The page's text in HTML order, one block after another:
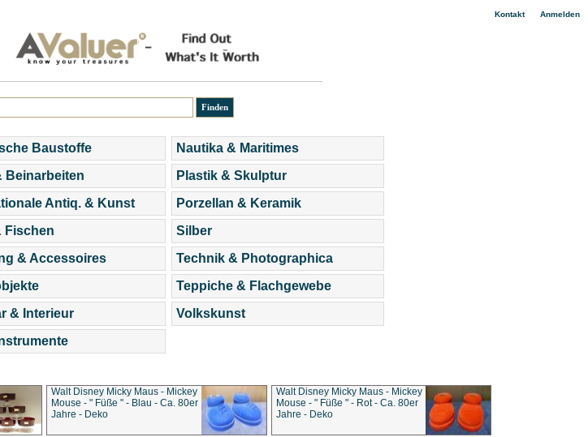
Kontakt| Anmelden
Baustoffe
Beinarbeiten
Antiq. & Kunst
Fischen
& Accessoires
& Interieur
Nautika & Maritimes
Plastik & Skulptur
Porzellan & Keramik
Silber
Technik & Photographica
Teppiche & Flachgewebe
Volkskunst
Walt Disney Micky Maus - Mickey
Mouse - " Füße " - Blau - Ca. 80er
Jahre - Deko
Walt Disney Micky Maus - Mickey
Mouse - " Füße " - Rot - Ca. 80er
Jahre - Deko